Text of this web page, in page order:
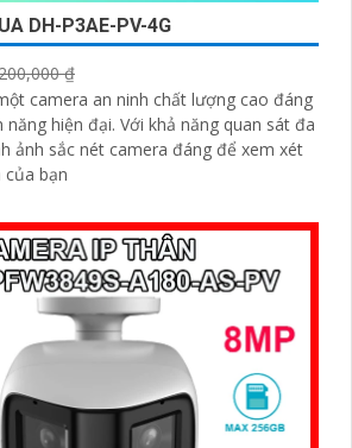
DH-P3AE-PV-4G
₫
camera an ninh chất lượng cao đáng
khả năng quan sát đa
ảnh sắc nét camera đáng để xem xét
của bạn